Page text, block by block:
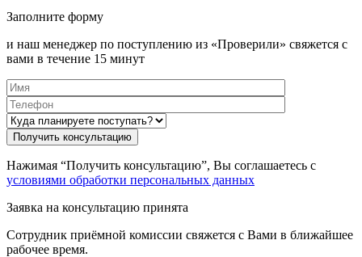
Заполните форму
и наш менеджер по поступлению из «Проверили» свяжется с
вами в течение 15 минут
Нажимая “Получить консультацию”, Вы соглашаетесь с
условиями обработки персональных данных
Заявка на консультацию принята
Сотрудник приёмной комиссии свяжется с Вами в ближайшее
рабочее время.